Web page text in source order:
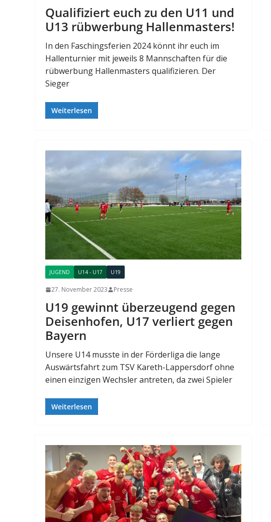
Qualifiziert euch zu den U11 und
U13 rübwerbung Hallenmasters!
In den Faschingsferien 2024 könnt ihr euch im
Hallenturnier mit jeweils 8 Mannschaften für die
rübwerbung Hallenmasters qualifizieren. Der
Sieger
Weiterlesen
JUGEND U14 - U17 U19
27. November 2023 Presse
U19 gewinnt überzeugend gegen
Deisenhofen, U17 verliert gegen
Bayern
Unsere U14 musste in der Förderliga die lange
Auswärtsfahrt zum TSV Kareth-Lappersdorf ohne
einen einzigen Wechsler antreten, da zwei Spieler
Weiterlesen